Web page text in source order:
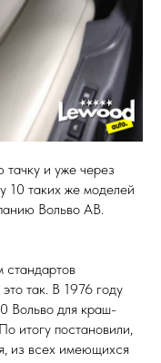
и уже через
10 таких же моделей
Вольво АВ.
стандартов
так. В 1976 году
Вольво для краш-
итогу постановили,
из всех имеющихся